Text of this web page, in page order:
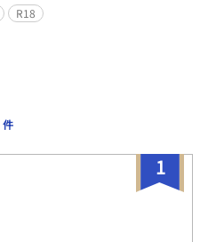
R18
件
1